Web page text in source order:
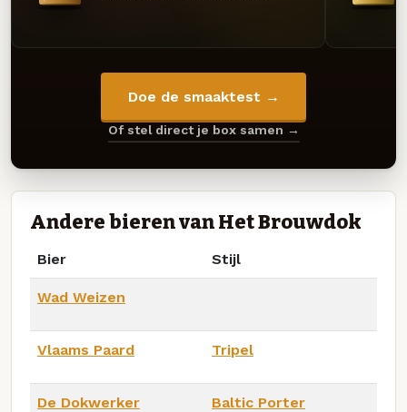
Doe de smaaktest →
Of stel direct je box samen →
Andere bieren van Het Brouwdok
Bier Stijl
Wad Weizen
Vlaams Paard Tripel
De Dokwerker Baltic Porter